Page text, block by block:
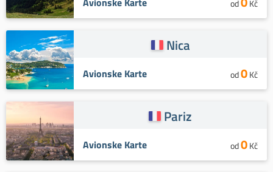
od Kč
Nica
Avionske Karte od0Kč
Pariz
Avionske Karte od0Kč